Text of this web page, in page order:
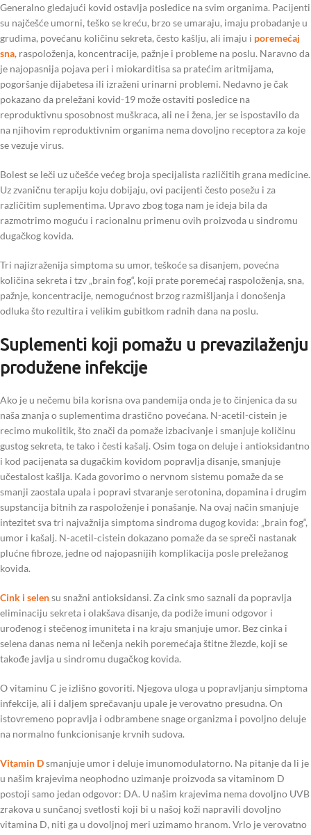
Generalno gledajući kovid ostavlja posledice na svim organima. Pacijenti
su najčešće umorni, teško se kreću, brzo se umaraju, imaju probadanje u
grudima, povećanu količinu sekreta, često kašlju, ali imaju i poremećaj
sna, raspoloženja, koncentracije, pažnje i probleme na poslu. Naravno da
je najopasnija pojava peri i miokarditisa sa pratećim aritmijama,
pogoršanje dijabetesa ili izraženi urinarni problemi. Nedavno je čak
pokazano da preležani kovid-19 može ostaviti posledice na
reproduktivnu sposobnost muškraca, ali ne i žena, jer se ispostavilo da
na njihovim reproduktivnim organima nema dovoljno receptora za koje
se vezuje virus.
Bolest se leči uz učešće većeg broja specijalista različitih grana medicine.
Uz zvaničnu terapiju koju dobijaju, ovi pacijenti često posežu i za
različitim suplementima. Upravo zbog toga nam je ideja bila da
razmotrimo moguću i racionalnu primenu ovih proizvoda u sindromu
dugačkog kovida.
Tri najizraženija simptoma su umor, teškoće sa disanjem, povećna
količina sekreta i tzv „brain fog“, koji prate poremećaj raspoloženja, sna,
pažnje, koncentracije, nemogućnost brzog razmišljanja i donošenja
odluka što rezultira i velikim gubitkom radnih dana na poslu.
Suplementi koji pomažu u prevazilaženju
produžene infekcije
Ako je u nečemu bila korisna ova pandemija onda je to činjenica da su
naša znanja o suplementima drastično povećana. N-acetil-cistein je
recimo mukolitik, što znači da pomaže izbacivanje i smanjuje količinu
gustog sekreta, te tako i česti kašalj. Osim toga on deluje i antioksidantno
i kod pacijenata sa dugačkim kovidom popravlja disanje, smanjuje
učestalost kašlja. Kada govorimo o nervnom sistemu pomaže da se
smanji zaostala upala i popravi stvaranje serotonina, dopamina i drugim
supstancija bitnih za raspoloženje i ponašanje. Na ovaj način smanjuje
intezitet sva tri najvažnija simptoma sindroma dugog kovida: „brain fog“,
umor i kašalj. N-acetil-cistein dokazano pomaže da se spreči nastanak
plućne fibroze, jedne od najopasnijih komplikacija posle preležanog
kovida.
Cink i selensu snažni antioksidansi. Za cink smo saznali da popravlja
eliminaciju sekreta i olakšava disanje, da podiže imuni odgovor i
urođenog i stečenog imuniteta i na kraju smanjuje umor. Bez cinka i
selena danas nema ni lečenja nekih poremećaja štitne žlezde, koji se
takođe javlja u sindromu dugačkog kovida.
O vitaminu C je izlišno govoriti. Njegova uloga u popravljanju simptoma
infekcije, ali i daljem sprečavanju upale je verovatno presudna. On
istovremeno popravlja i odbrambene snage organizma i povoljno deluje
na normalno funkcionisanje krvnih sudova.
Vitamin Dsmanjuje umor i deluje imunomodulatorno. Na pitanje da li je
u našim krajevima neophodno uzimanje proizvoda sa vitaminom D
postoji samo jedan odgovor: DA. U našim krajevima nema dovoljno UVB
zrakova u sunčanoj svetlosti koji bi u našoj koži napravili dovoljno
vitamina D, niti ga u dovoljnoj meri uzimamo hranom. Vrlo je verovatno